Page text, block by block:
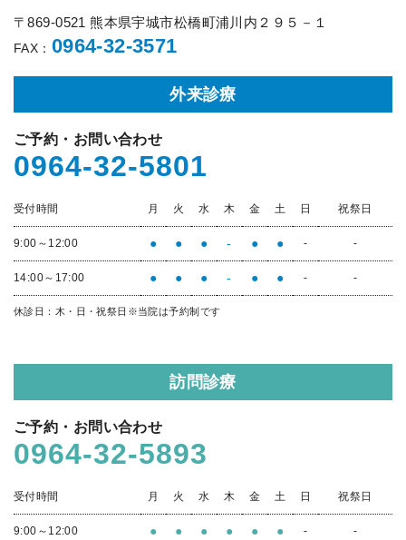
〒869-0521 熊本県宇城市松橋町浦川内２９５－１
FAX： 0964-32-3571
外来診療
ご予約・お問い合わせ
0964-32-5801
受付時間 月 火 水 木 金 土 日 祝祭日
9:00～12:00 ● ● ● - ● ● - -
14:00～17:00 ● ● ● - ● ● - -
休診日：木・日・祝祭日 ※当院は予約制です
訪問診療
ご予約・お問い合わせ
0964-32-5893
受付時間 月 火 水 木 金 土 日 祝祭日
9:00～12:00 ● ● ● ● ● ● - -